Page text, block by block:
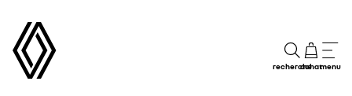
rechercheachatmenu